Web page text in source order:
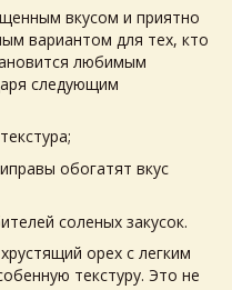
вкусом и приятно
вариантом для тех, кто
любимым
следующим
обогатят вкус
соленых закусок.
орех с легким
текстуру. Это не